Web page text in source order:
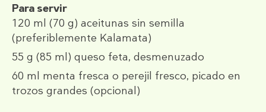
Para servir
120 ml (70 g) aceitunas sin semilla
(preferiblemente Kalamata)
55 g (85 ml) queso feta, desmenuzado
60 ml menta fresca o perejil fresco, picado en
trozos grandes (opcional)